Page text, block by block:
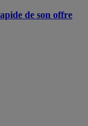
de son offre